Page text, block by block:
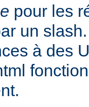
pour les
un slash.
à des